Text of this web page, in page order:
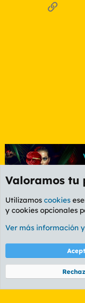
Enlace
Foro Rapiñas
Cookies
PL
Términos
Community platform by
Valoramos tu
Utilizamos cookies
y cookies opcionales
Ver más información